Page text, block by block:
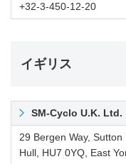
+32-3-450-12-20
イギリス
SM-Cyclo U.K. Ltd.
29 Bergen Way,
Hull, HU7 0YQ, East